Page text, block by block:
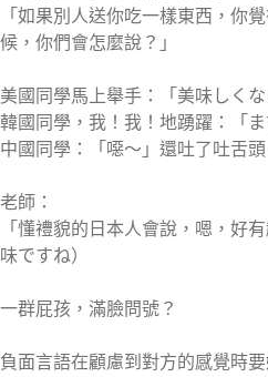
「如果別人送你吃一樣東西，你
候，你們會怎麼說？」
美國同學馬上舉手：「美味しくな
韓國同學，我！我！地踴躍：「ま
中國同學：「噁～」還吐了吐舌頭
老師：
「懂禮貌的日本人會說，嗯，好
味ですね）
一群屁孩，滿臉問號？
負面言語在顧慮到對方的感覺時要